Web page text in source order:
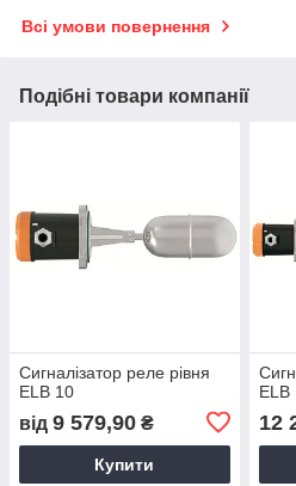
Всі умови повернення
Подібні товари компанії
Сигналізатор реле рівня
ELB 10
від 9 579,90 ₴
Купити
ELB
12